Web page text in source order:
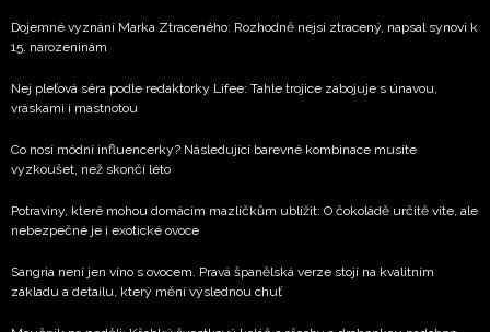
Dojemné vyznání Marka Ztraceného: Rozhodně nejsi ztracený, napsal synovi k
15. narozeninám
Nej pleťová séra podle redaktorky Lifee: Tahle trojice zabojuje s únavou,
vráskami i mastnotou
Co nosí módní influencerky? Následující barevné kombinace musíte
vyzkoušet, než skončí léto
Potraviny, které mohou domácím mazlíčkům ublížit: O čokoládě určitě víte, ale
nebezpečné je i exotické ovoce
Sangria není jen víno s ovocem. Pravá španělská verze stojí na kvalitním
základu a detailu, který mění výslednou chuť